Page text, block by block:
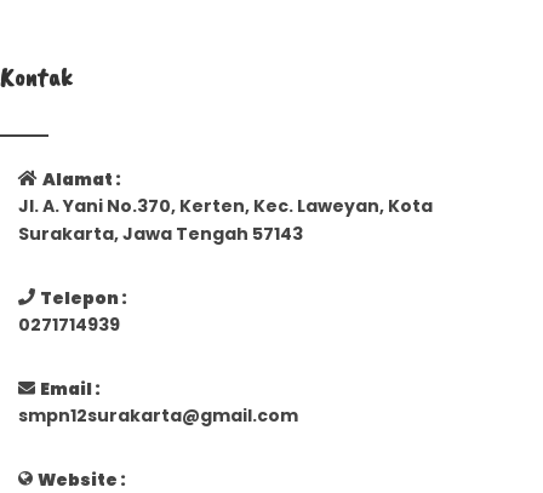
Kontak
Alamat :
Jl. A. Yani No.370, Kerten, Kec. Laweyan, Kota
Surakarta, Jawa Tengah 57143
Telepon :
0271714939
Email :
smpn12surakarta@gmail.com
Website :